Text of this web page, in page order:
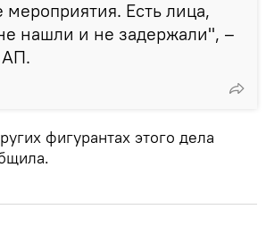
мероприятия. Есть лица,
нашли и не задержали", –
АП.
фигурантах этого дела